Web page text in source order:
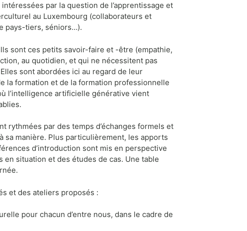
par la question de l’apprentissage et
au Luxembourg (collaborateurs et
pays-tiers, séniors…).
sont ces petits savoir-faire et -être (empathie,
au quotidien, et qui ne nécessitent pas
sont abordées ici au regard de leur
la formation et de la formation professionnelle
l’intelligence artificielle générative vient
rythmées par des temps d’échanges formels et
sa manière. Plus particulièrement, les apports
d’introduction sont mis en perspective
en situation et des études de cas. Une table
et des ateliers proposés :
pour chacun d’entre nous, dans le cadre de